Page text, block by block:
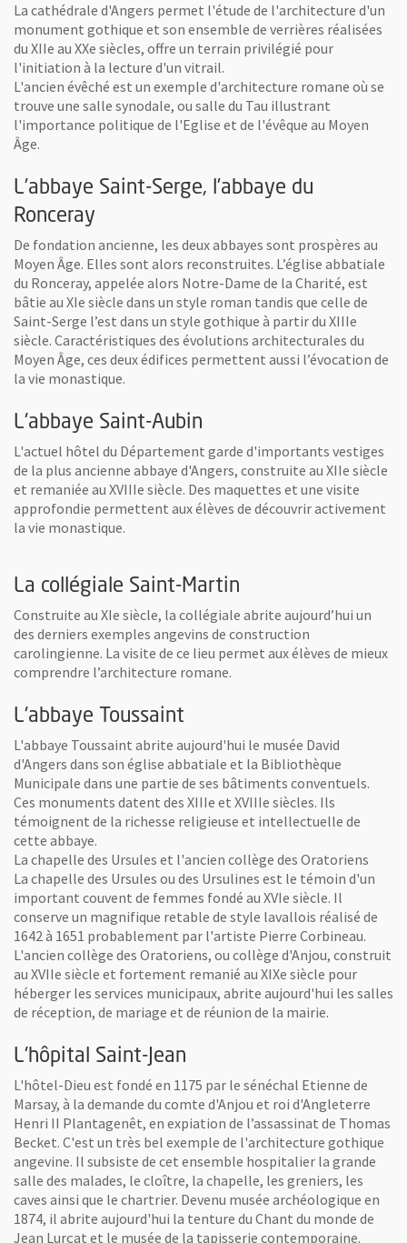
La cathédrale d'Angers permet l'étude de l'architecture d'un
monument gothique et son ensemble de verrières réalisées
du XIIe au XXe siècles, offre un terrain privilégié pour
l'initiation à la lecture d'un vitrail.
L'ancien évêché est un exemple d'architecture romane où se
trouve une salle synodale, ou salle du Tau illustrant
l'importance politique de l'Eglise et de l'évêque au Moyen
Âge.
L’abbaye Saint-Serge, l’abbaye du
Ronceray
De fondation ancienne, les deux abbayes sont prospères au
Moyen Âge. Elles sont alors reconstruites. L’église abbatiale
du Ronceray, appelée alors Notre-Dame de la Charité, est
bâtie au XIe siècle dans un style roman tandis que celle de
Saint-Serge l’est dans un style gothique à partir du XIIIe
siècle. Caractéristiques des évolutions architecturales du
Moyen Âge, ces deux édifices permettent aussi l’évocation de
la vie monastique.
L'abbaye Saint-Aubin
L'actuel hôtel du Département garde d'importants vestiges
de la plus ancienne abbaye d'Angers, construite au XIIe siècle
et remaniée au XVIIIe siècle. Des maquettes et une visite
approfondie permettent aux élèves de découvrir activement
la vie monastique.
La collégiale Saint-Martin
Construite au XIe siècle, la collégiale abrite aujourd’hui un
des derniers exemples angevins de construction
carolingienne. La visite de ce lieu permet aux élèves de mieux
comprendre l’architecture romane.
L'abbaye Toussaint
L'abbaye Toussaint abrite aujourd'hui le musée David
d'Angers dans son église abbatiale et la Bibliothèque
Municipale dans une partie de ses bâtiments conventuels.
Ces monuments datent des XIIIe et XVIIIe siècles. Ils
témoignent de la richesse religieuse et intellectuelle de
cette abbaye.
La chapelle des Ursules et l'ancien collège des Oratoriens
La chapelle des Ursules ou des Ursulines est le témoin d'un
important couvent de femmes fondé au XVIe siècle. Il
conserve un magnifique retable de style lavallois réalisé de
1642 à 1651 probablement par l'artiste Pierre Corbineau.
L'ancien collège des Oratoriens, ou collège d'Anjou, construit
au XVIIe siècle et fortement remanié au XIXe siècle pour
héberger les services municipaux, abrite aujourd'hui les salles
de réception, de mariage et de réunion de la mairie.
L'hôpital Saint-Jean
L'hôtel-Dieu est fondé en 1175 par le sénéchal Etienne de
Marsay, à la demande du comte d'Anjou et roi d'Angleterre
Henri II Plantagenêt, en expiation de l’assassinat de Thomas
Becket. C'est un très bel exemple de l'architecture gothique
angevine. Il subsiste de cet ensemble hospitalier la grande
salle des malades, le cloître, la chapelle, les greniers, les
caves ainsi que le chartrier. Devenu musée archéologique en
1874, il abrite aujourd'hui la tenture du Chant du monde de
Jean Lurçat et le musée de la tapisserie contemporaine.